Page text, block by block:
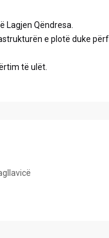
Lagjen Qëndresa.
e plotë duke
të ulët.